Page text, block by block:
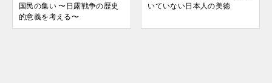
国民の集い 〜日露戦争の歴史
的意義を考える〜
いていない日本人の美徳